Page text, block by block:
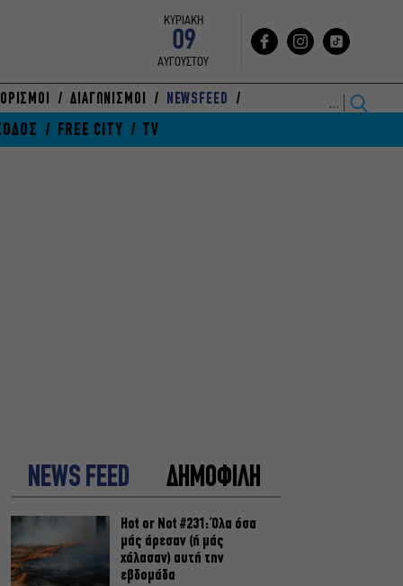
ΚΥΡΙΑΚΗ
09
ΑΥΓΟΥΣΤΟΥ
ΔΙΑΓΩΝΙΣΜΟΙ NEWSFEED
FREE CITY TV
NEWS FEED ΔΗΜΟΦΙΛΗ
Hot or Not #231: Όλα όσα
μάς άρεσαν (ή μάς
χάλασαν) αυτή την
εβδομάδα